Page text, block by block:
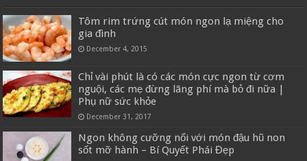
Tôm rim trứng cút món ngon lạ miệng cho
gia đình
December 4, 2015
Chỉ vài phút là có các món cực ngon từ cơm
nguội, các mẹ đừng lãng phí mà bỏ đi nữa |
Phụ nữ sức khỏe
December 31, 2017
Ngon không cưỡng nổi với món đậu hũ non
sốt mỡ hành – Bí Quyết Phái Đẹp